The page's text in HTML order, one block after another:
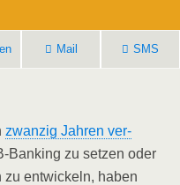
Mail SMS
zwan­zig Jah­ren ver­
Ban­king zu set­zen oder
ent­wi­ckeln, haben